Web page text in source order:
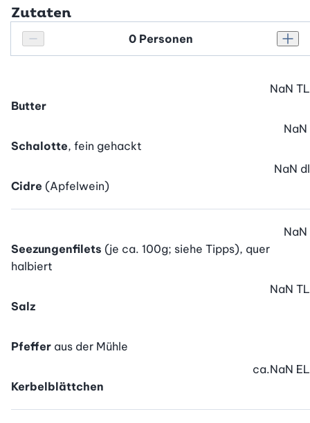
Zutaten
Personenanzahl verringern
Personenanzahl
Butter
NaN TL
Schalotte, fein gehackt
NaN
Cidre (Apfelwein)
NaN dl
Seezungenfilets (je ca. 100g; siehe Tipps), quer
halbiert
NaN
Salz
NaN TL
Pfeffer aus der Mühle
Kerbelblättchen
ca.NaN EL